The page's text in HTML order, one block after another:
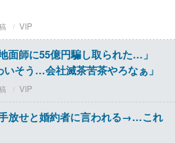
VIP
面師に55億円騙し取られた…」
いそう…会社滅茶苦茶やろなぁ」
VIP
放せと婚約者に言われる→…これ